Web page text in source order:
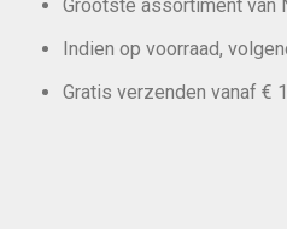
Grootste assortiment van
Indien op voorraad,
Gratis verzenden vanaf €